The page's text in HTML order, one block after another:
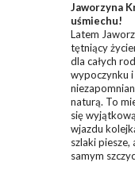
Jaworzyna
uśmiechu!
Latem
tętniący
dla całych
wypoczynku
naturą. To
się
wjazdu
szlaki piesze,
samym